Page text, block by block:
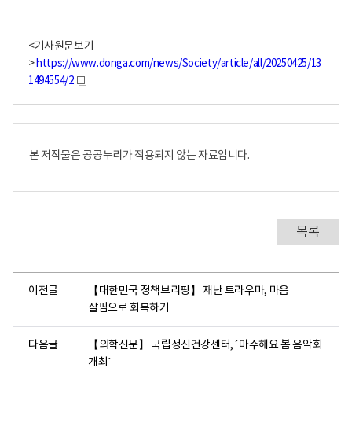
<기사원문보기
> https://www.donga.com/news/Society/article/all/20250425/13
1494554/2 새
창
본 저작물은 공공누리가 적용되지 않는 자료입니다.
목록
이전글
【대한민국 정책브리핑】 재난 트라우마, 마음
살핌으로 회복하기
다음글
【의학신문】 국립정신건강센터, ´마주해요 봄 음악회
개최´